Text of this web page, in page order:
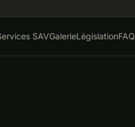
SAVGalerieLégislationFAQ